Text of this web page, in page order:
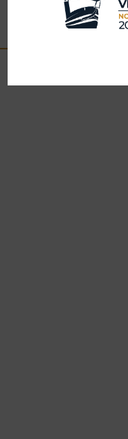
storia fatti di viaggi,